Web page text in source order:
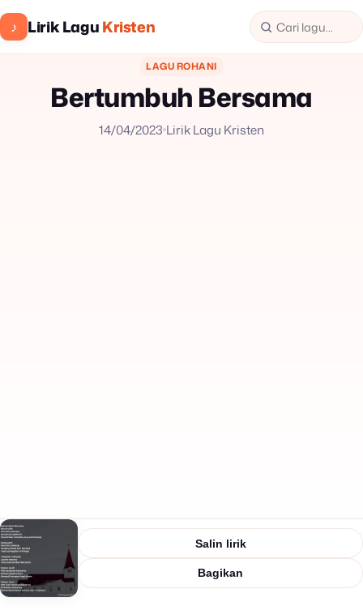
♪ Lirik LaguKristen
LAGU ROHANI
Bertumbuh Bersama
14/04/2023 Lirik Lagu Kristen
Salin lirik
Bagikan